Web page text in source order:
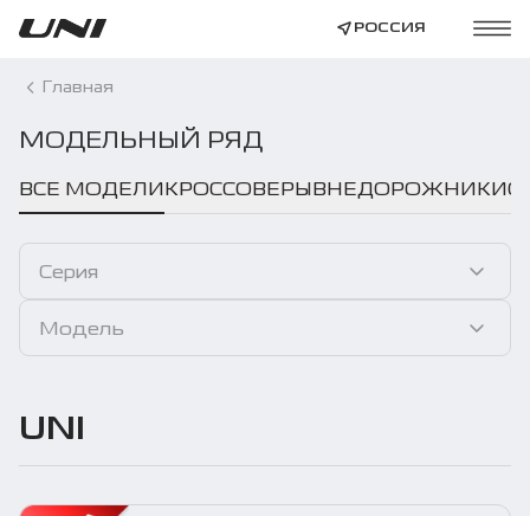
РОССИЯ
Главная
МОДЕЛЬНЫЙ РЯД
ВСЕ МОДЕЛИКРОССОВЕРЫВНЕДОРОЖНИКИ
Серия
Модель
UNI